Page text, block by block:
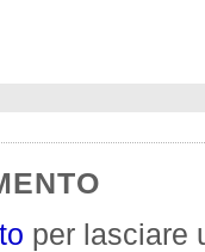
per lasciare